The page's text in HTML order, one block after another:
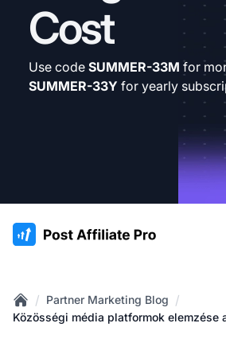
Cost
Use code SUMMER-33M for
SUMMER-33Y for yearly
:site.title
Home
/ Partner Marketing Blog /
Közösségi média platformok elemzése